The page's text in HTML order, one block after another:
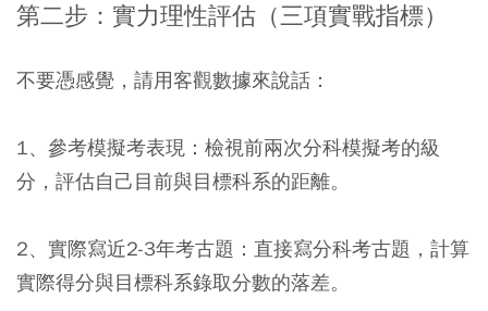
第二步：實力理性評估（三項實戰指標）
不要憑感覺，請用客觀數據來說話：
1、參考模擬考表現：檢視前兩次分科模擬考的級
分，評估自己目前與目標科系的距離。
2、實際寫近2-3年考古題：直接寫分科考古題，計算
實際得分與目標科系錄取分數的落差。